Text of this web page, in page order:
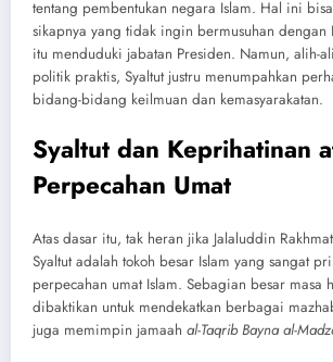
tentang pembentukan negara Islam. Hal ini
sikapnya yang tidak ingin bermusuhan dengan
itu menduduki jabatan Presiden. Namun, alih-
politik praktis, Syaltut justru menumpahkan
bidang-bidang keilmuan dan kemasyarakatan.
Syaltut dan Keprihatinan
Perpecahan Umat
Atas dasar itu, tak heran jika Jalaluddin
Syaltut adalah tokoh besar Islam yang sangat
perpecahan umat Islam. Sebagian besar masa
dibaktikan untuk mendekatkan berbagai
juga memimpin jamaah al-Taqrib Bayna al-